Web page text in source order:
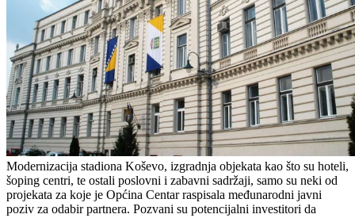
Modernizacija stadiona Koševo, izgradnja objekata kao što su hoteli,
šoping centri, te ostali poslovni i zabavni sadržaji, samo su neki od
projekata za koje je Općina Centar raspisala međunarodni javni
poziv za odabir partnera. Pozvani su potencijalni investitori da